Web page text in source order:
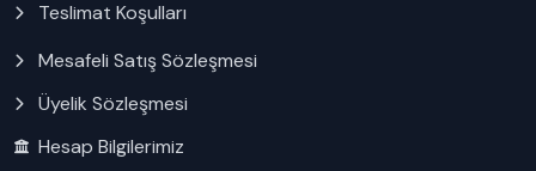
Teslimat Koşulları
Mesafeli Satış Sözleşmesi
Üyelik Sözleşmesi
Hesap Bilgilerimiz